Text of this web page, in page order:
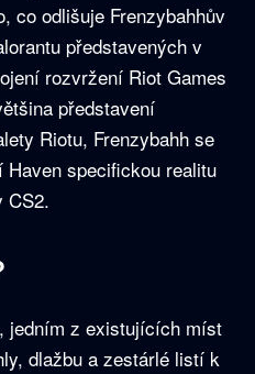
co odlišuje Frenzybahhův
představených v
rozvržení Riot Games
představení
Riotu, Frenzybahh se
specifickou realitu
CS2.
jedním z existujících míst
dlažbu a zestárlé listí k